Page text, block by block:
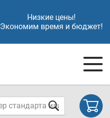
Низкие цены!
Экономим время и бюджет!